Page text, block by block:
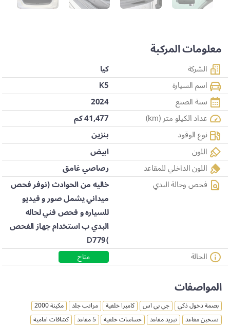
معلومات المركبة
الشركة
كيا
اسم السيارة
K5
سنة الصنع
2024
عداد الكيلو متر (km)
41,477 كم
نوع الوقود
بنزين
اللون
ابيض
اللون الداخلي للمقاعد
رصاصي غامق
فحص وحالة البدي
خاليه من الحوادث (نوفر فحص
ميداني يشمل صور و فيديو
للسياره و فحص فني لحاله
البدي ب استخدام جهاز الفحص
)D779
الحالة
متاح
المواصفات
بصمة دخول ذكي جي بي اس كاميرا خلفية مراتب جلد
مكينة 2000
تسخين مقاعد
تبريد مقاعد حساسات خلفية 5 مقاعد
كشافات امامية